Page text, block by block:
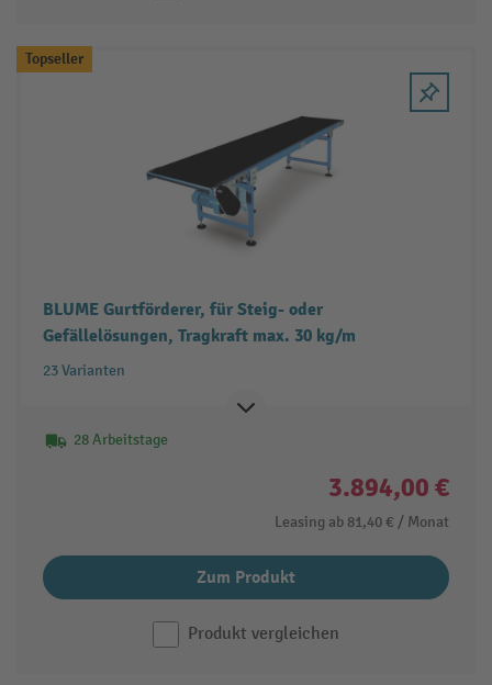
Topseller
BLUME Gurtförderer, für Steig- oder
Gefällelösungen, Tragkraft max. 30 kg/m
23 Varianten
28 Arbeitstage
3.894,00 €
Leasing ab 81,40 € / Monat
Zum Produkt
Produkt vergleichen